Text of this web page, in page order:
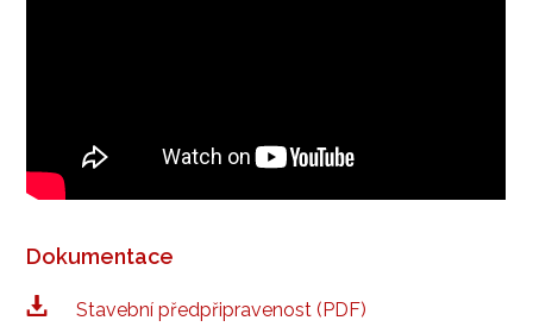
Dokumentace
Stavební předpřipravenost (PDF)